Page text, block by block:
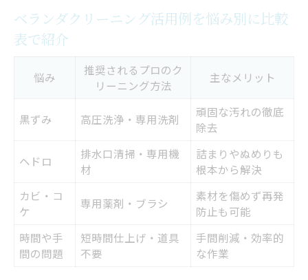
のコツ
マンションでのベランダ清掃はプロが安心
マンションでベランダクリーニングが選ば
れる理由一覧
マンション規約に配慮したベランダクリー
水を流せない場合のベランダクリーニング
対策
近隣トラブルを防ぐベランダクリーニング
のポイント
マンション専用ベランダクリーニングのメ
ベランダクリーニング活用例を悩み別に比較
表で紹介
悩み
推奨されるプロのク
リーニング方法
主なメリット
黒ずみ 高圧洗浄・専用洗剤
頑固な汚れの徹底
除去
ヘドロ
排水口清掃・専用機
材
詰まりやぬめりも
根本から解決
カビ・コ
ケ
専用薬剤・ブラシ
素材を傷めず再発
防止も可能
時間や手
間の問題
短時間仕上げ・道具
不要
手間削減・効率的
な作業